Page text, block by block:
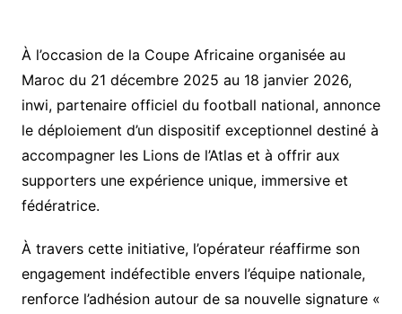
À l’occasion de la Coupe Africaine organisée au
Maroc du 21 décembre 2025 au 18 janvier 2026,
inwi, partenaire officiel du football national, annonce
le déploiement d’un dispositif exceptionnel destiné à
accompagner les Lions de l’Atlas et à offrir aux
supporters une expérience unique, immersive et
fédératrice.
À travers cette initiative, l’opérateur réaffirme son
engagement indéfectible envers l’équipe nationale,
renforce l’adhésion autour de sa nouvelle signature «